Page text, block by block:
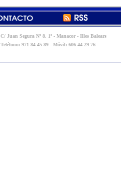
C/ Juan Segura Nº 8, 1º - Manacor - Illes Balears
Teléfono: 971 84 45 89 - Móvil: 606 44 29 76